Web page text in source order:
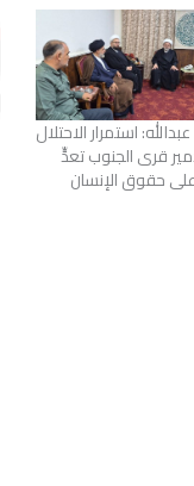
استمرار الاحتلال
قرى الجنوب تعدٍّ
حقوق الإنسان